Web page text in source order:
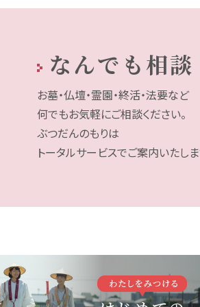
なんでも相談
お墓・仏壇・霊園・終活・法要など
何でもお気軽にご相談ください。
ぶつだんのもりは
トータルサービスでご案内いたしま